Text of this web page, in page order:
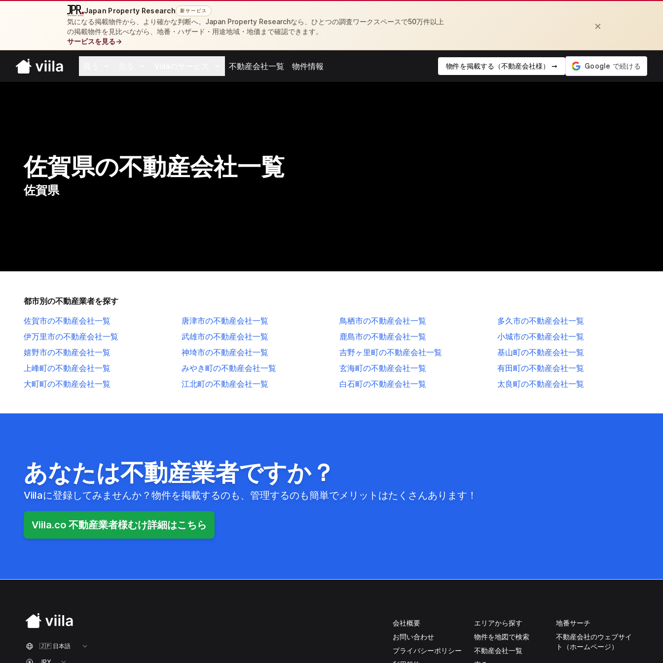
Japan Property Research 新サービス
気になる掲載物件から、より確かな判断へ。Japan Property Researchなら、ひとつの調査ワークスペースで50万件以上
の掲載物件を見比べながら、地番・ハザード・用途地域・地価まで確認できます。
サービスを見る→
×
Open resources menuOpen agent menu
不動産会社一覧
Open feed menu
物件情報 物件を掲載する（不動産会社様） ➞
佐賀県の不動産会社一覧
佐賀県
都市別の不動産業者を探す
佐賀市の不動産会社一覧
唐津市の不動産会社一覧 鳥栖市の不動産会社一覧
多久市の不動産会社一覧
伊万里市の不動産会社一覧
武雄市の不動産会社一覧 鹿島市の不動産会社一覧
小城市の不動産会社一覧
嬉野市の不動産会社一覧
神埼市の不動産会社一覧 吉野ヶ里町の不動産会社一覧
基山町の不動産会社一覧
上峰町の不動産会社一覧
みやき町の不動産会社一覧 玄海町の不動産会社一覧
有田町の不動産会社一覧
大町町の不動産会社一覧
江北町の不動産会社一覧 白石町の不動産会社一覧 太良町の不動産会社一覧
あなたは不動産業者ですか？
Viilaに登録してみませんか？物件を掲載するのも、管理するのも簡単でメリットはたくさんあります！
Viila.co 不動産業者様むけ詳細はこちら
会社概要
お問い合わせ
プライバシーポリシー
エリアから探す
物件を地図で検索
不動産会社一覧
地番サーチ
不動産会社のウェブサイ
ト（ホームページ）